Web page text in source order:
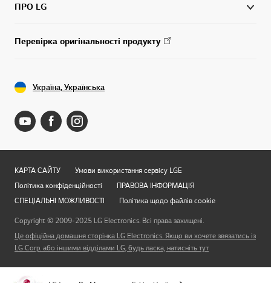
ПРО LG
Перевірка оригінальності продукту
Україна, Українська
КАРТА САЙТУ
Умови використання сервісу LGE
Політика конфіденційності
ПРАВОВА ІНФОРМАЦІЯ
СПЕЦІАЛЬНІ МОЖЛИВОСТІ
Політика щодо файлів cookie
Copyright © 2009-2025 LG Electronics. Всі права захищені.
Це офіційна домашня сторінка LG Electronics. Якщо ви хочете звязатись із
LG Corp. або іншими відділами LG, будь ласка, натисніть тут